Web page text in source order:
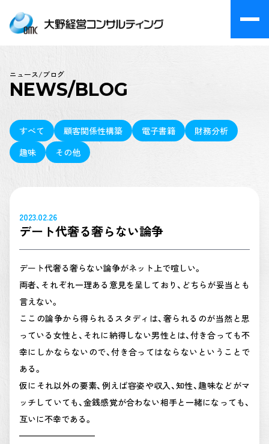
ニュース/ブログ
NEWS/BLOG
すべて 顧客関係性構築 電子書籍
財務分析
趣味
その他
2023.02.26
デート代奢る奢らない論争
デート代奢る奢らない論争がネット上で喧しい。
両者、それぞれ一理ある意見を呈しており、どちらが妥当とも
言えない。
ここの論争から得られるスタディは、奢られるのが当然と思
っている女性と、それに納得しない男性とは、付き合っても不
幸にしかならないので、付き合ってはならないということで
ある。
仮にそれ以外の要素、例えば容姿や収入、知性、趣味などがマ
ッチしていても、金銭感覚が合わない相手と一緒になっても、
互いに不幸である。
—————————